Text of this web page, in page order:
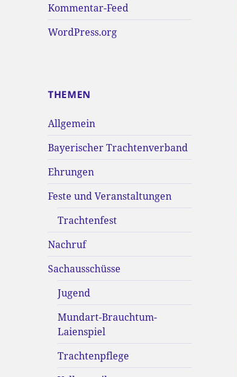
Kommentar-Feed
WordPress.org
THEMEN
Allgemein
Bayerischer Trachtenverband
Ehrungen
Feste und Veranstaltungen
Trachtenfest
Nachruf
Sachausschüsse
Jugend
Mundart-Brauchtum-
Laienspiel
Trachtenpflege